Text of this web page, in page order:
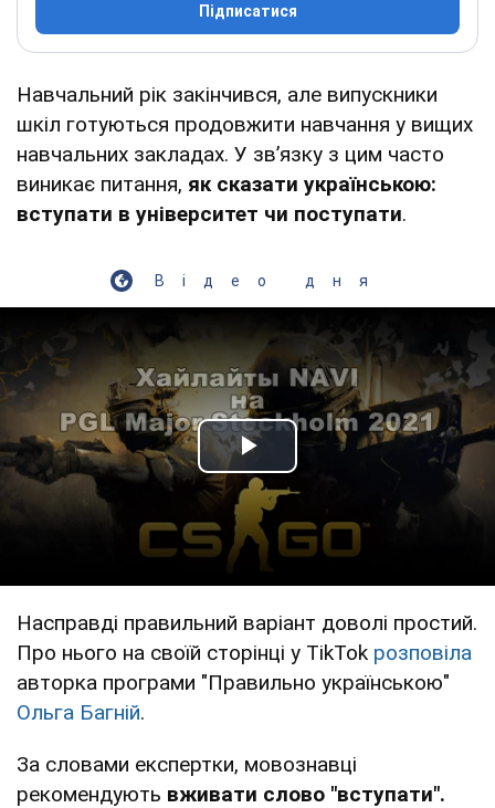
Підписатися
Навчальний рік закінчився, але випускники
шкіл готуються продовжити навчання у вищих
навчальних закладах. У зв’язку з цим часто
виникає питання, як сказати українською:
вступати в університет чи поступати.
Відео дня
Play Video
Насправді правильний варіант доволі простий.
Про нього на своїй сторінці у TikTok розповіла
авторка програми "Правильно українською"
Ольга Багній.
За словами експертки, мовознавці
рекомендують вживати слово "вступати".